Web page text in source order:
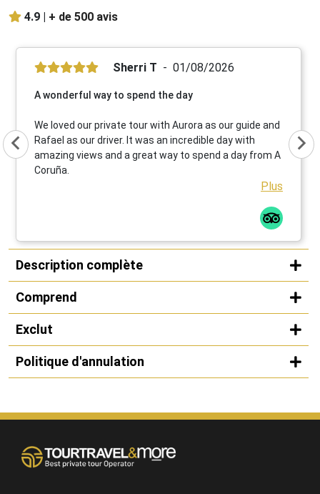
4.9 | + de 500 avis
Sherri T 01/08/2026
A wonderful way to spend the day
We loved our private tour with Aurora as our guide and
Rafael as our driver. It was an incredible day with
amazing views and a great way to spend a day from A
Coruña.
Plus
Description complète
Comprend
Exclut
Politique d'annulation